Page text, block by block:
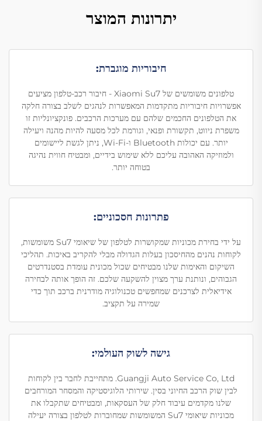
יתרונות המוצר
חיבוריות מוגברת:
טלפונים משומשים של Xiaomi Su7 - חיבור רכב-טלפון מציעים
אפשרויות חיבוריות מתקדמות המאפשרות לנהגים לשלב בצורה חלקה
את הטלפונים החכמים שלהם עם מערכות הרכבים. פונקציונליות זו
משפרת ניווט, תקשורת ופנאי, וגורמת לכל מסעה להיות מהנה ויעילה
יותר. עם יכולות Bluetooth ו-Wi-Fi, ניתן לגשת ליישומים
ולמוזיקה האהובה עליכם ללא שימוש בידיים, ומבטיח חווית נהיגה
בטוחה יותר.
פתרונות חסכוניים:
על ידי בחירת מכוניות שמקושרות לטלפון של שיאומי Su7 משומשות,
לקוחות נהנים מהחיסכון בעלות הגדולה מבלי להקריב באיכות. תהליכי
השיקום והאימות שלנו מבטיחים שכול מכונית עומדת בסטנדרטים
הגבוהים, ונותנת ערך מצוין להשקעה שלכם. זה הופך אותה לבחירה
אידיאלית לצרכנים שמחפשים טכנולוגיה מודרנית ברכב תוך כדי
שמירה על תקציב.
גישה לשוק העולמי:
Guangji Auto Service Co, Ltd. מתחייבת לחבר בין לקוחות
לבין שוק הרכב החיוני בסין. שירותי הלוגיסטיקה והמסחר המורחבים
שלנו מקדמים עיבוד חלק של העסקאות, ומבטיחים שתקבלו את
מכוניות שיאומי Su7 המשומשות שמחוברות לטלפון בצורה יעילה